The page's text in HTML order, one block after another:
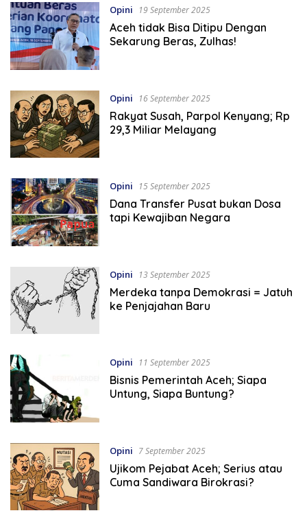
Opini 19 September 2025
Aceh tidak Bisa Ditipu Dengan
Sekarung Beras, Zulhas!
Opini 16 September 2025
Rakyat Susah, Parpol Kenyang; Rp
29,3 Miliar Melayang
Opini 15 September 2025
Dana Transfer Pusat bukan Dosa
tapi Kewajiban Negara
Opini 13 September 2025
Merdeka tanpa Demokrasi = Jatuh
ke Penjajahan Baru
Opini 11 September 2025
Bisnis Pemerintah Aceh; Siapa
Untung, Siapa Buntung?
Opini 7 September 2025
Ujikom Pejabat Aceh; Serius atau
Cuma Sandiwara Birokrasi?